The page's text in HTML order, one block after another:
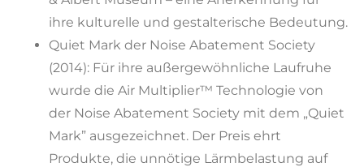
ihre kulturelle und gestalterische Bedeutung.
Quiet Mark der Noise Abatement Society
(2014): Für ihre außergewöhnliche Laufruhe
wurde die Air Multiplier™ Technologie von
der Noise Abatement Society mit dem „Quiet
Mark” ausgezeichnet. Der Preis ehrt
Produkte, die unnötige Lärmbelastung auf